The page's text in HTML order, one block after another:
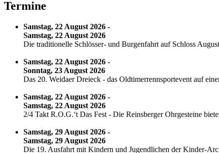
Termine
Samstag, 22 August 2026 -
Samstag, 22 August 2026
Die traditionelle Schlösser- und Burgenfahrt auf Schloss
Samstag, 22 August 2026 -
Sonntag, 23 August 2026
Das 20. Weidaer Dreieck - das Oldtimerrennsportevent auf
Samstag, 22 August 2026 -
Samstag, 22 August 2026
2/4 Takt R.O.G.‘t Das Fest - Die Reinsberger Ohrgesteine
Samstag, 29 August 2026 -
Samstag, 29 August 2026
Die 19. Ausfahrt mit Kindern und Jugendlichen der Kinder-